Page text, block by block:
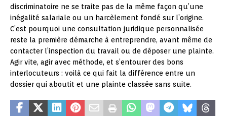
discriminatoire ne se traite pas de la même façon qu’une
inégalité salariale ou un harcèlement fondé sur l’origine.
C’est pourquoi une consultation juridique personnalisée
reste la première démarche à entreprendre, avant même de
contacter l’inspection du travail ou de déposer une plainte.
Agir vite, agir avec méthode, et s’entourer des bons
interlocuteurs : voilà ce qui fait la différence entre un
dossier qui aboutit et une plainte classée sans suite.